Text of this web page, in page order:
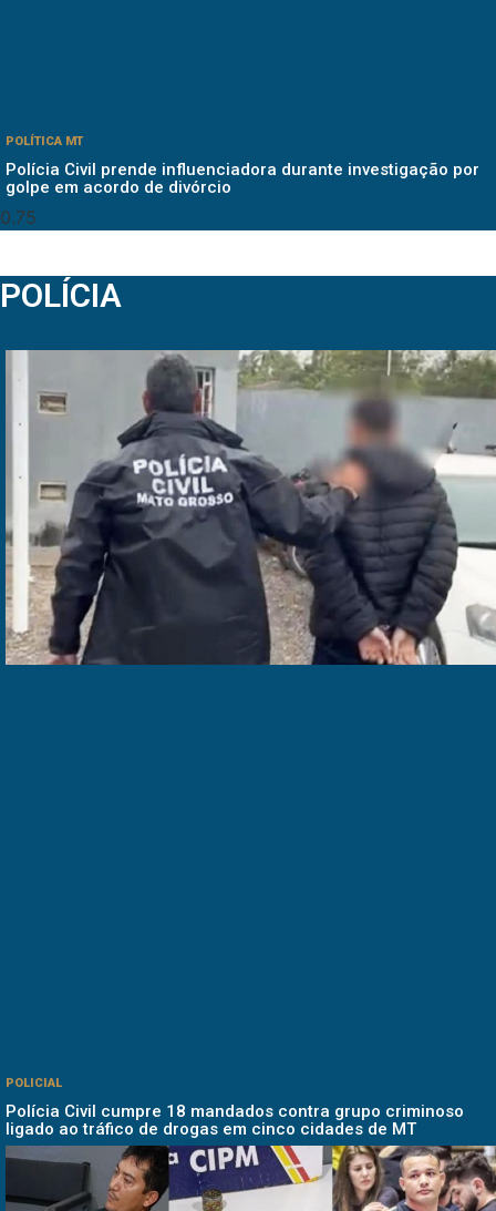
POLÍTICA MT
Polícia Civil prende influenciadora durante investigação por
golpe em acordo de divórcio
POLÍCIA
POLICIAL
Polícia Civil cumpre 18 mandados contra grupo criminoso
ligado ao tráfico de drogas em cinco cidades de MT